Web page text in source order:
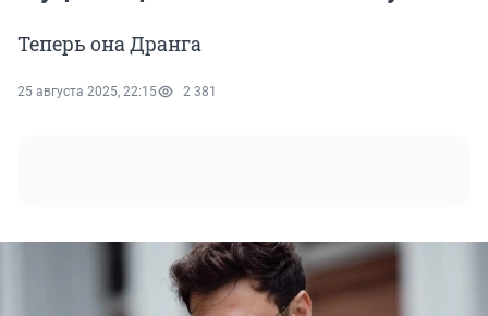
Теперь она Дранга
25 августа 2025, 22:15 2 381